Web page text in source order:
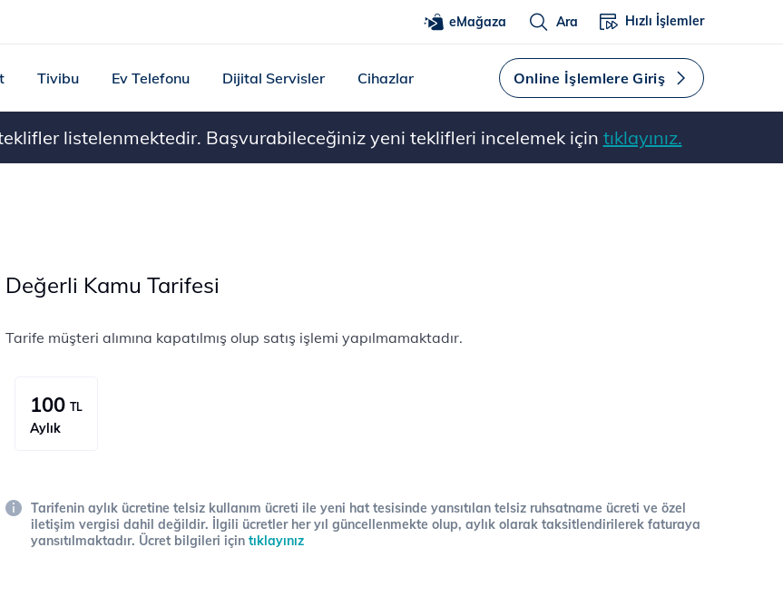
eMağaza Ara Hızlı İşlemler
Tivibu Ev Telefonu Dijital Servisler Cihazlar Online İşlemlere Giriş
listelenmektedir. Başvurabileceğiniz yeni teklifleri incelemek için tıklayınız.
Değerli Kamu Tarifesi
Tarife müşteri alımına kapatılmış olup satış işlemi yapılmamaktadır.
100 TL
Aylık
Tarifenin aylık ücretine telsiz kullanım ücreti ile yeni hat tesisinde yansıtılan telsiz ruhsatname ücreti ve özel
iletişim vergisi dahil değildir. İlgili ücretler her yıl güncellenmekte olup, aylık olarak taksitlendirilerek faturaya
yansıtılmaktadır. Ücret bilgileri için tıklayınız